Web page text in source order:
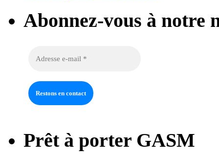
Abonnez-vous à notre
Prêt à porter GASM